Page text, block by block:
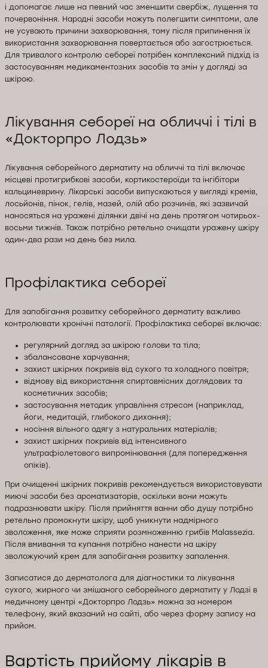
і допомагає лише на певний час зменшити свербіж, лущення та
почервоніння. Народні засоби можуть полегшити симптоми, але
не усувають причини захворювання, тому після припинення їх
використання захворювання повертається або загострюється.
Для тривалого контролю себореї потрібен комплексний підхід із
застосуванням медикаментозних засобів та змін у догляді за
шкірою.
Лікування себореї на обличчі і тілі в
«Докторпро Лодзь»
Лікування себорейного дерматиту на обличчі та тілі включає
місцеві протигрибкові засоби, кортикостероїди та інгібітори
кальциневрину. Лікарські засоби випускаються у вигляді кремів,
лосьйонів, пінок, гелів, мазей, олій або розчинів, які зазвичай
наносяться на уражені ділянки двічі на день протягом чотирьох-
восьми тижнів. Також потрібно ретельно очищати уражену шкіру
один-два рази на день без мила.
Профілактика себореї
Для запобігання розвитку себорейного дерматиту важливо
контролювати хронічні патології. Профілактика себореї включає:
регулярний догляд за шкірою голови та тіла;
збалансоване харчування;
захист шкірних покривів від сухого та холодного повітря;
відмову від використання спиртовмісних доглядових та
косметичних засобів;
застосування методик управління стресом (наприклад,
йоги, медитацій, глибокого дихання);
носіння вільного одягу з натуральних матеріалів;
захист шкірних покривів від інтенсивного
ультрафіолетового випромінювання (для попередження
опіків).
При очищенні шкірних покривів рекомендується використовувати
миючі засоби без ароматизаторів, оскільки вони можуть
подразнювати шкіру. Після прийняття ванни або душу потрібно
ретельно промокнути шкіру, щоб уникнути надмірного
зволоження, яке може сприяти розмноженню грибів Malassezia.
Після вмивання та купання потрібно нанести на шкіру
зволожуючий крем для запобігання розвитку запалення.
Записатися до дерматолога для діагностики та лікування
сухого, жирного чи змішаного себорейного дерматиту у Лодзі в
медичному центрі «Докторпро Лодзь» можна за номером
телефону, який вказаний на сайті, або через форму запису на
прийом.
Вартість прийому лікарів в